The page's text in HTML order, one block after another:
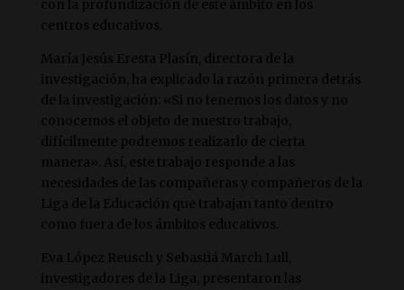
con la profundización de este ámbito en los
centros educativos.
María Jesús Eresta Plasín, directora de la
investigación, ha explicado la razón primera detrás
de la investigación: «Si no tenemos los datos y no
conocemos el objeto de nuestro trabajo,
difícilmente podremos realizarlo de cierta
manera». Así, este trabajo responde a las
necesidades de las compañeras y compañeros de la
Liga de la Educación que trabajan tanto dentro
como fuera de los ámbitos educativos.
Eva López Reusch y Sebastiá March Lull,
investigadores de la Liga, presentaron las